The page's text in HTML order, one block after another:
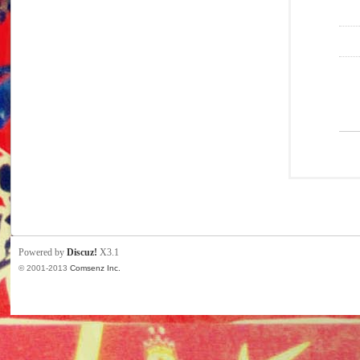
Powered byDiscuz! X3.1
© 2001-2013Comsenz Inc.